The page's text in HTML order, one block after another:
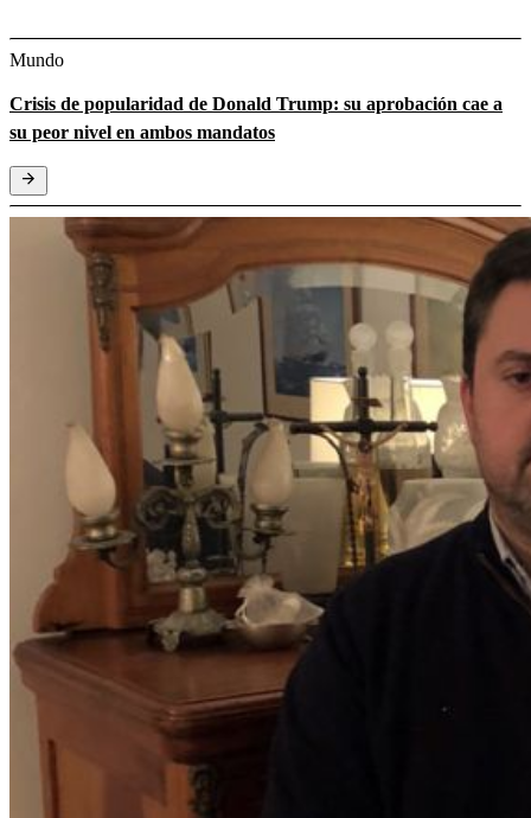
Mundo
Crisis de popularidad de Donald Trump: su aprobación cae a
su peor nivel en ambos mandatos